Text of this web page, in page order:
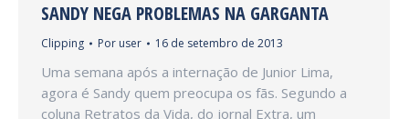
SANDY NEGA PROBLEMAS NA GARGANTA
Clipping Por user 16 de setembro de 2013
Uma semana após a internação de Junior Lima,
agora é Sandy quem preocupa os fãs. Segundo a
coluna Retratos da Vida, do jornal Extra, um